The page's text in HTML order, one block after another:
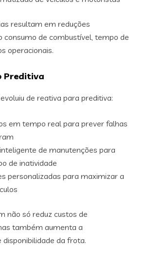
resultam em reduções
consumo de combustível, tempo de
operacionais.
Preditiva
de reativa para preditiva:
em tempo real para prever falhas
de manutenções para
de inatividade
personalizadas para maximizar a
não só reduz custos de
também aumenta a
disponibilidade da frota.